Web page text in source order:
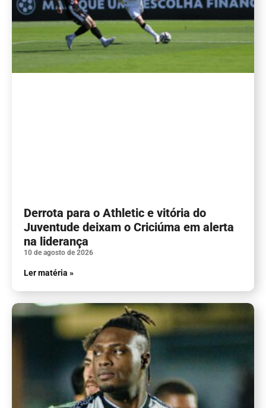
Derrota para o Athletic e vitória do
Juventude deixam o Criciúma em alerta
na liderança
10 de agosto de 2026
Ler matéria »